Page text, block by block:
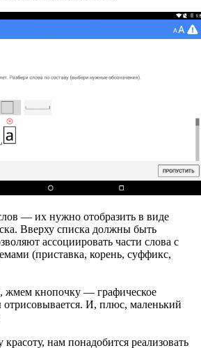
— их нужно отобразить в виде
Вверху списка должны быть
ассоциировать части слова с
(приставка, корень, суффикс,
жмем кнопочку — графическое
И, плюс, маленький
нам понадобится реализовать